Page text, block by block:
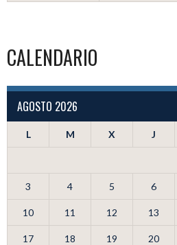
CALENDARIO
AGOSTO 2026
L M X J
3 4 5 6
10 11 12 13
17 18 19 20